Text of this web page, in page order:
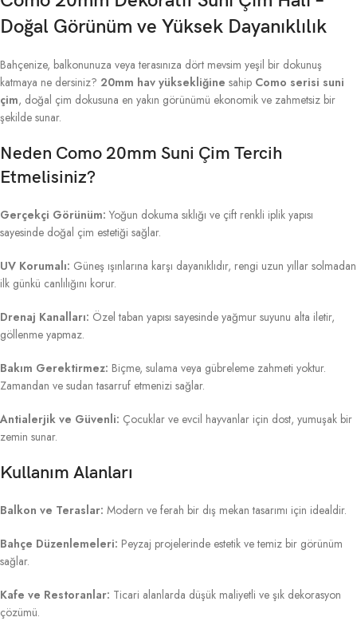
Doğal Görünüm ve Yüksek Dayanıklılık
Bahçenize, balkonunuza veya terasınıza dört mevsim yeşil bir dokunuş
katmaya ne dersiniz? 20mm hav yüksekliğine sahip Como serisi suni
çim, doğal çim dokusuna en yakın görünümü ekonomik ve zahmetsiz bir
şekilde sunar.
Neden Como 20mm Suni Çim Tercih
Etmelisiniz?
Gerçekçi Görünüm: Yoğun dokuma sıklığı ve çift renkli iplik yapısı
sayesinde doğal çim estetiği sağlar.
UV Korumalı: Güneş ışınlarına karşı dayanıklıdır, rengi uzun yıllar solmadan
ilk günkü canlılığını korur.
Drenaj Kanalları: Özel taban yapısı sayesinde yağmur suyunu alta iletir,
göllenme yapmaz.
Bakım Gerektirmez: Biçme, sulama veya gübreleme zahmeti yoktur.
Zamandan ve sudan tasarruf etmenizi sağlar.
Antialerjik ve Güvenli: Çocuklar ve evcil hayvanlar için dost, yumuşak bir
zemin sunar.
Kullanım Alanları
Balkon ve Teraslar: Modern ve ferah bir dış mekan tasarımı için idealdir.
Bahçe Düzenlemeleri: Peyzaj projelerinde estetik ve temiz bir görünüm
sağlar.
Kafe ve Restoranlar: Ticari alanlarda düşük maliyetli ve şık dekorasyon
çözümü.